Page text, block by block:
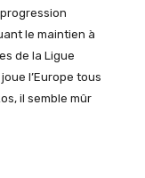
le maintien à
de la Ligue
l’Europe tous
il semble mûr